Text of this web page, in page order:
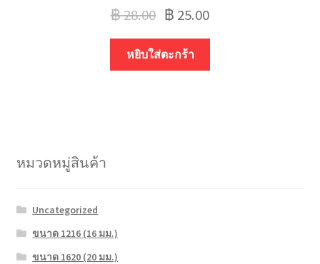
฿28.00 ฿ 25.00
หยิบใส่ตะกร้า
หมวดหมู่สินค้า
Uncategorized
ขนาด 1216 (16 มม.)
ขนาด 1620 (20 มม.)